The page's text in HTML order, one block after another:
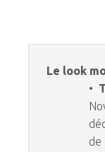
Le look
•
de